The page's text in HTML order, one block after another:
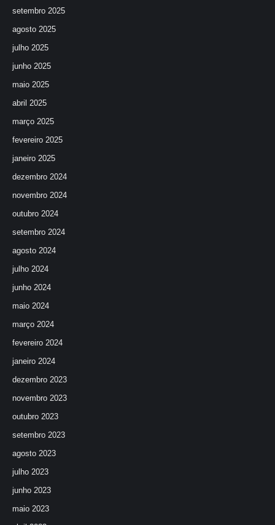
setembro 2025
agosto 2025
julho 2025
junho 2025
maio 2025
abril 2025
março 2025
fevereiro 2025
janeiro 2025
dezembro 2024
novembro 2024
outubro 2024
setembro 2024
agosto 2024
julho 2024
junho 2024
maio 2024
março 2024
fevereiro 2024
janeiro 2024
dezembro 2023
novembro 2023
outubro 2023
setembro 2023
agosto 2023
julho 2023
junho 2023
maio 2023